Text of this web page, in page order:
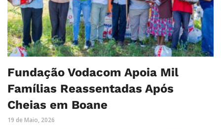
Fundação Vodacom Apoia Mil
Famílias Reassentadas Após
Cheias em Boane
19 de Maio, 2026